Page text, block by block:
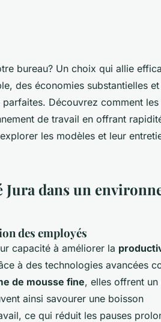
bureau? Un choix qui allie
des économies substantielles
Découvrez comment les
de travail en offrant
les modèles et leur
Jura dans un
des employés
capacité à améliorer la
à des technologies avancées
de mousse fine, elles offrent
ainsi savourer une boisson
ce qui réduit les pauses